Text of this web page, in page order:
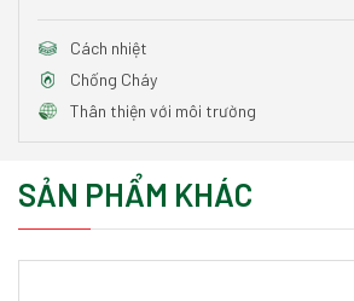
Cách nhiệt
Chống Cháy
Thân thiện với môi trường
SẢN PHẨM KHÁC